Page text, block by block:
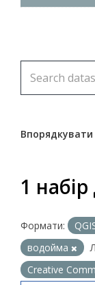
Впорядкувати
1
Формати:
водойма
Creative